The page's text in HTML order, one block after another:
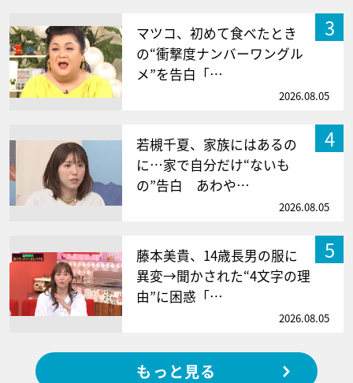
3
マツコ、初めて食べたとき
の“衝撃度ナンバーワングル
メ”を告白「…
2026.08.05
4
若槻千夏、家族にはあるの
に…家で自分だけ“ないも
の”告白 あわや…
2026.08.05
5
藤本美貴、14歳長男の服に
異変→聞かされた“4文字の理
由”に困惑「…
2026.08.05
もっと見る